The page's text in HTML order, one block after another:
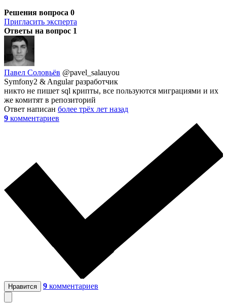
Решения вопроса 0
Пригласить эксперта
Ответы на вопрос 1
Павел Соловьёв @pavel_salauyou
Symfony2 & Angular разработчик
никто не пишет sql крипты, все пользуются миграциями и их
же комитят в репозиторий
Ответ написан более трёх лет назад
9 комментариев
Нравится 9 комментариев